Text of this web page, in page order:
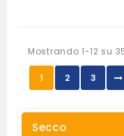
Mostrando 1-12 su
1 2 3
Secco